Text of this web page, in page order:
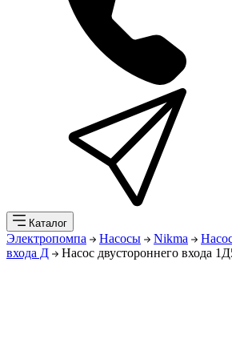
Каталог
Электропомпа Насосы Nikma
входа Д
Насос двустороннего входа